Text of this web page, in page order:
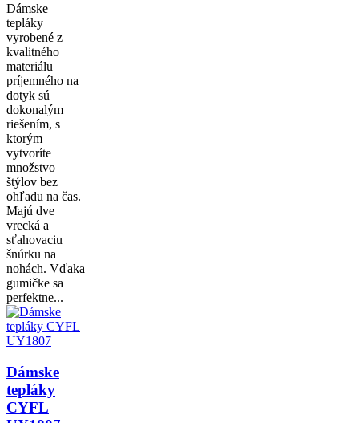
Dámske
tepláky
vyrobené z
kvalitného
materiálu
príjemného na
dotyk sú
dokonalým
riešením, s
ktorým
vytvoríte
množstvo
štýlov bez
ohľadu na čas.
Majú dve
vrecká a
sťahovaciu
šnúrku na
nohách. Vďaka
gumičke sa
perfektne...
Dámske
tepláky
CYFL